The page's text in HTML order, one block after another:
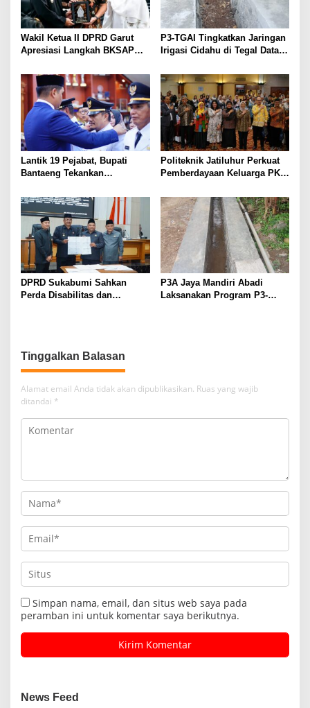
Wakil Ketua II DPRD Garut
Apresiasi Langkah BKSAP
Ekonomi Garut Tembus Pasar
Internasional
P3-TGAI Tingkatkan Jaringan
Irigasi Cidahu di Tegal Datar
Lantik 19 Pejabat, Bupati
Bantaeng Tekankan
kepada Masyarakat
Politeknik Jatiluhur Perkuat
Pemberdayaan Keluarga PKH
DPRD Sukabumi Sahkan
Perda Disabilitas dan
P3A Jaya Mandiri Abadi
Laksanakan Program P3-
Tinggalkan Balasan
Alamat email Anda tidak akan dipublikasikan. Ruas yang wajib
ditandai *
Simpan nama, email, dan situs web saya pada
peramban ini untuk komentar saya berikutnya.
News Feed